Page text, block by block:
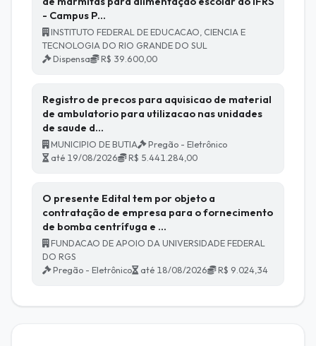
- Campus P…
INSTITUTO FEDERAL DE EDUCACAO, CIENCIA E
TECNOLOGIA DO RIO GRANDE DO SUL
Dispensa
R$ 39.600,00
Registro de precos para aquisicao de material
de ambulatorio para utilizacao nas unidades
de saude d…
MUNICIPIO DE BUTIA
Pregão - Eletrônico
até 19/08/2026
R$ 5.441.284,00
O presente Edital tem por objeto a
contratação de empresa para o fornecimento
de bomba centrífuga e …
FUNDACAO DE APOIO DA UNIVERSIDADE FEDERAL
DO RGS
Pregão - Eletrônico
até 18/08/2026 R$ 9.024,34